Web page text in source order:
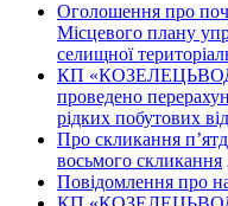
Оголошення про
Місцевого плану
селищної
КП
проведено
рідких побутових
Про скликання
восьмого скликання
Повідомлення про